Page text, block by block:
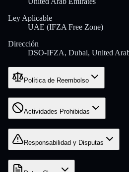
Ley Aplicable
UAE (IFZA Free Zone)
Dirección
DSO-IFZA, Dubai, United
Política de Reembolso
Actividades Prohibidas
Responsabilidad y Disputas